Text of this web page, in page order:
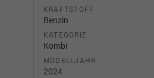
KRAFTSTOFF
Benzin
KATEGORIE
Kombi
MODELLJAHR
2024